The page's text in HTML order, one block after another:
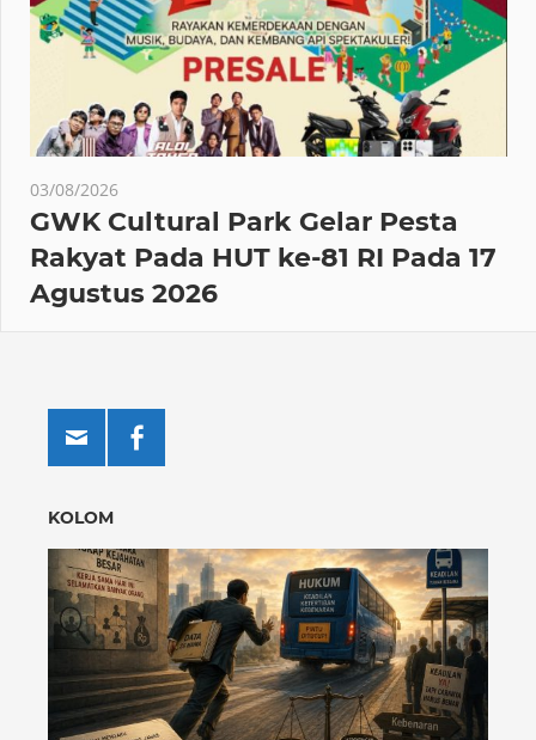
03/08/2026
GWK Cultural Park Gelar Pesta
Rakyat Pada HUT ke-81 RI Pada 17
Agustus 2026
KOLOM